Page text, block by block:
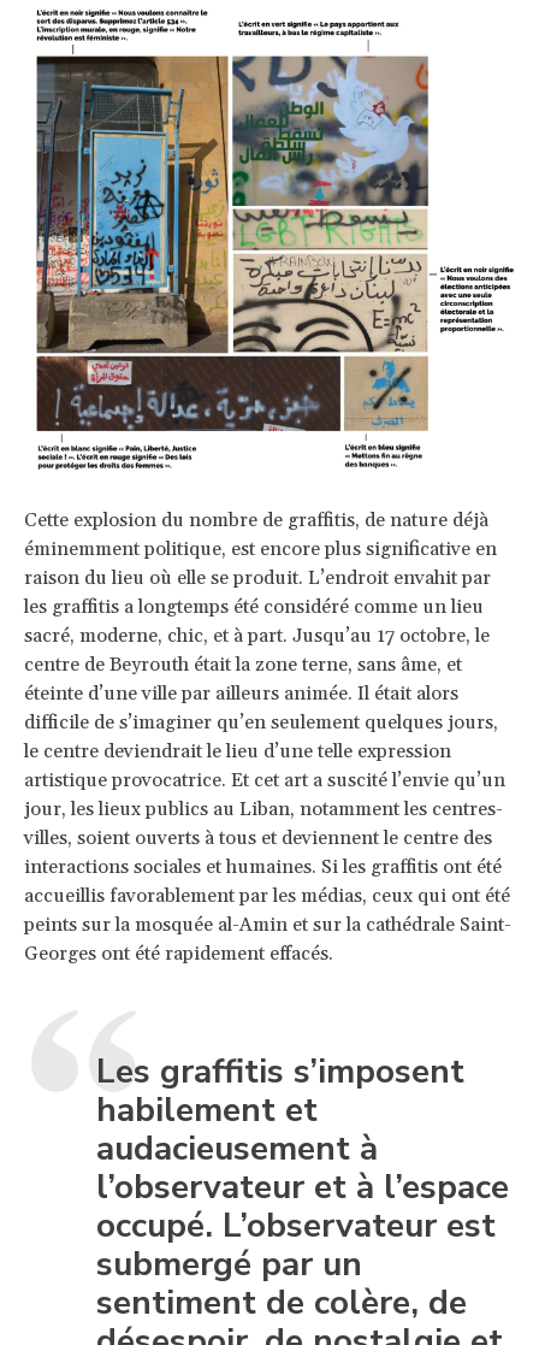
Cette explosion du nombre de graffitis, de nature déjà
éminemment politique, est encore plus significative en
raison du lieu où elle se produit. L’endroit envahit par
les graffitis a longtemps été considéré comme un lieu
sacré, moderne, chic, et à part. Jusqu’au 17 octobre, le
centre de Beyrouth était la zone terne, sans âme, et
éteinte d’une ville par ailleurs animée. Il était alors
difficile de s’imaginer qu’en seulement quelques jours,
le centre deviendrait le lieu d’une telle expression
artistique provocatrice. Et cet art a suscité l’envie qu’un
jour, les lieux publics au Liban, notamment les centres-
villes, soient ouverts à tous et deviennent le centre des
interactions sociales et humaines. Si les graffitis ont été
accueillis favorablement par les médias, ceux qui ont été
peints sur la mosquée al-Amin et sur la cathédrale Saint-
Georges ont été rapidement effacés.
Les graffitis s’imposent
habilement et
audacieusement à
l’observateur et à l’espace
occupé. L’observateur est
submergé par un
sentiment de colère, de